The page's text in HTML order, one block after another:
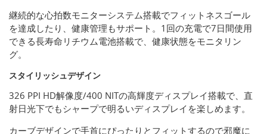
継続的な心拍数モニターシステム搭載でフィットネスゴール
を達成したり、健康管理もサポート。1回の充電で7日間使用
できる長寿命リチウム電池搭載で、健康状態をモニタリン
グ。
スタイリッシュデザイン
326 PPI HD解像度/400 NITの高輝度ディスプレイ搭載で、直
射日光下でもシャープで明るいディスプレイを楽しめます。
カーブデザインで手首にぴったりとフィットするので邪魔に